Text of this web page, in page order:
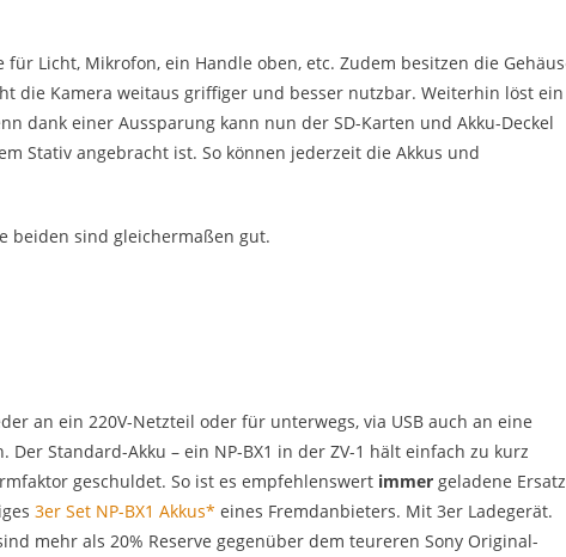
für Licht, Mikrofon, ein Handle oben, etc. Zudem besitzen die
die Kamera weitaus griffiger und besser nutzbar. Weiterhin löst ein
dank einer Aussparung kann nun der SD-Karten und Akku-Deckel
Stativ angebracht ist. So können jederzeit die Akkus und
beiden sind gleichermaßen gut.
an ein 220V-Netzteil oder für unterwegs, via USB auch an eine
Standard-Akku – ein NP-BX1 in der ZV-1 hält einfach zu kurz
geschuldet. So ist es empfehlenswert immer geladene
3er Set NP-BX1 Akkus* eines Fremdanbieters. Mit 3er Ladegerät.
mehr als 20% Reserve gegenüber dem teureren Sony Original-